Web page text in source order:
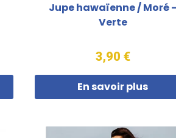
Jupe hawaïenne / Moré -
Verte
3,90 €
En savoir plus